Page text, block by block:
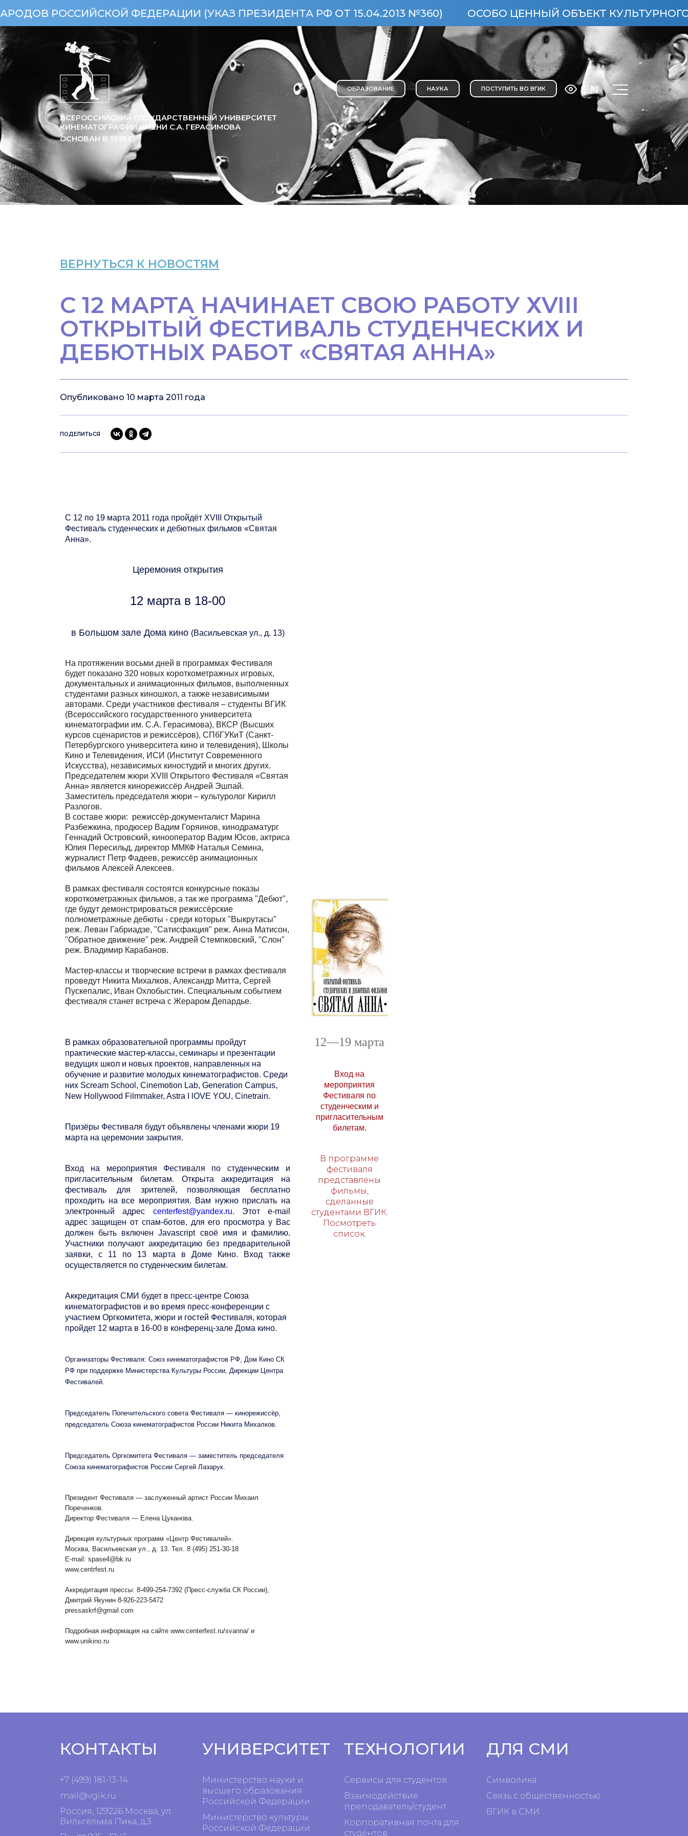
ФЕДЕРАЦИИ (УКАЗ ПРЕЗИДЕНТА РФ ОТ 15.04.2013 №360) ОСОБО ЦЕННЫЙ ОБЪЕКТ КУЛЬТУРНОГО
ВСЕРОССИЙСКИЙ ГОСУДАРСТВЕННЫЙ УНИВЕРСИТЕТ
КИНЕМАТОГРАФИИ ИМЕНИ С.А. ГЕРАСИМОВА
ОСНОВАН В 1919 Г.
ОБРАЗОВАНИЕ НАУКА ПОСТУПИТЬ ВО ВГИК EN
ВЕРНУТЬСЯ К НОВОСТЯМ
С 12 МАРТА НАЧИНАЕТ СВОЮ РАБОТУ ХVIII
ОТКРЫТЫЙ ФЕСТИВАЛЬ СТУДЕНЧЕСКИХ И
ДЕБЮТНЫХ РАБОТ «СВЯТАЯ АННА»
Опубликовано 10 марта 2011 года
ПОДЕЛИТЬСЯ
С 12 по 19 марта 2011 года пройдёт XVIII Открытый
Фестиваль студенческих и дебютных фильмов «Святая
Анна».
Церемония открытия
12 марта в 18-00
в Большом зале Дома кино (Васильевская ул., д. 13)
На протяжении восьми дней в программах Фестиваля
будет показано 320 новых короткометражных игровых,
документальных и анимационных фильмов, выполненных
студентами разных киношкол, а также независимыми
авторами. Среди участников фестиваля – студенты ВГИК
(Всероссийского государственного университета
кинематографии им. С.А. Герасимова), ВКСР (Высших
курсов сценаристов и режиссёров), СПбГУКиТ (Санкт-
Петербургского университета кино и телевидения), Школы
Кино и Телевидения, ИСИ (Институт Современного
Искусства), независимых киностудий и многих других.
Председателем жюри XVIII Открытого Фестиваля «Святая
Анна» является кинорежиссёр Андрей Эшпай.
Заместитель председателя жюри – культуролог Кирилл
Разлогов.
В составе жюри: режиссёр-документалист Марина
Разбежкина, продюсер Вадим Горяинов, кинодраматург
Геннадий Островский, кинооператор Вадим Юсов, актриса
Юлия Пересильд, директор ММКФ Наталья Семина,
журналист Петр Фадеев, режиссёр анимационных
фильмов Алексей Алексеев.
В рамках фестиваля состоятся конкурсные показы
короткометражных фильмов, а так же программа "Дебют",
где будут демонстрироваться режиссёрские
полнометражные дебюты - среди которых "Выкрутасы"
реж. Леван Габриадзе, "Сатисфакция" реж. Анна Матисон,
"Обратное движение" реж. Андрей Стемпковский, "Слон"
реж. Владимир Карабанов.
Мастер-классы и творческие встречи в рамках фестиваля
проведут Никита Михалков, Александр Митта, Сергей
Пускепалис, Иван Охлобыстин. Специальным событием
фестиваля станет встреча с Жераром Депардье.
В рамках образовательной программы пройдут
практические мастер-классы, семинары и презентации
ведущих школ и новых проектов, направленных на
обучение и развитие молодых кинематографистов. Среди
них Scream School, Cinemotion Lab, Generation Campus,
New Hollywood Filmmaker, Astra I lOVE YOU, Cinetrain.
Призёры Фестиваля будут объявлены членами жюри 19
марта на церемонии закрытия.
Вход на мероприятия Фестиваля по студенческим и
пригласительным билетам. Открыта аккредитация на
фестиваль для зрителей, позволяющая бесплатно
проходить на все мероприятия. Вам нужно прислать на
электронный адрес centerfest@yandex.ru. Этот e-mail
адрес защищен от спам-ботов, для его просмотра у Вас
должен быть включен Javascript своё имя и фамилию.
Участники получают аккредитацию без предварительной
заявки, с 11 по 13 марта в Доме Кино. Вход также
осуществляется по студенческим билетам.
Аккредитация СМИ будет в пресс-центре Союза
кинематографистов и во время пресс-конференции с
участием Оргкомитета, жюри и гостей Фестиваля, которая
пройдет 12 марта в 16-00 в конференц-зале Дома кино.
Организаторы Фестиваля: Союз кинематографистов РФ, Дом Кино СК
РФ при поддержке Министерства Культуры России, Дирекции Центра
Фестивалей.
Председатель Попечительского совета Фестиваля — кинорежиссёр,
председатель Союза кинематографистов России Никита Михалков.
Председатель Оргкомитета Фестиваля — заместитель председателя
Союза кинематографистов России Сергей Лазарук.
Президент Фестиваля — заслуженный артист России Михаил
Пореченков.
Директор Фестиваля — Елена Цуканова.
Дирекция культурных программ «Центр Фестивалей».
Москва, Васильевская ул., д. 13. Тел. 8 (495) 251-30-18
E-mail: spase4@bk.ru
www.centrfest.ru
Аккредитация прессы: 8-499-254-7392 (Пресс-служба СК России),
Дмитрий Якунин 8-926-223-5472
pressaskrf@gmail.com
Подробная информация на сайте www.centerfest.ru/svanna/ и
www.unikino.ru
12—19 марта
Вход на
мероприятия
Фестиваля по
студенческим и
пригласительным
билетам.
В программе
фестиваля
представлены
фильмы,
сделанные
студентами ВГИК.
Посмотреть
список.
КОНТАКТЫ
+7 (499) 181-13-14
mail@vgik.ru
Россия, 129226 Москва, ул.
Вильгельма Пика, д.3
УНИВЕРСИТЕТ
Министерство науки и
высшего образования
Российской Федерации
Министерство культуры
Российской Федерации
ТЕХНОЛОГИИ
Сервисы для студентов
Взаимодействие
преподаватель/студент
Корпоративная почта для
студентов
ДЛЯ СМИ
Символика
Связь с общественностью
ВГИК в СМИ